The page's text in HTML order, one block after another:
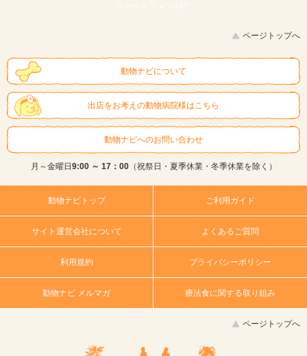
スマートフォン |
ページトップへ
動物ナビについて
出店をお考えの動物病院様はこちら
動物ナビへのお問い合わせ
月～金曜日 9:00 ～ 17：00（祝祭日・夏季休業・冬季休業を除く）
動物ナビトップ ご利用ガイド
サイト運営会社について よくあるご質問
利用規約 プライバシーポリシー
動物ナビ メルマガ 療法食に関する取り組み
ページトップへ